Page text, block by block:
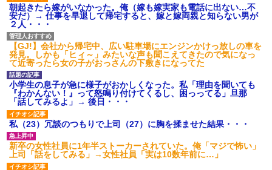
【悲報】佐藤輝明・・・２軍
でも盛大にやらかす←あまり悲
しませないでくれ
朝起きたら嫁がいなかった。俺（嫁も嫁実家も電話に出ない…不
安だ）→ 仕事を早退して帰宅すると、嫁と嫁両親と知らない男が
２人・・・
【GJ!】会社から帰宅中、広い駐車場にエンジンかけっ放しの車を
発見。しかも「ヒィ～」みたいな声も聞こえてきたので気になっ
て近寄ったら女の子がおっさんの下敷きになってた
小学生の息子が急に様子がおかしくなった。私「理由を聞いても
『わかんない！』って怒鳴り付けてくるし、困っってる」旦那
「話してみるよ」→ 後日・・・
私（23）冗談のつもりで上司（27）に胸を揉ませた結果・・・
新卒の女性社員に1年半ストーカーされていた。俺「マジで怖い」
上司「話をしてみる」→女性社員「実は10数年前に…」